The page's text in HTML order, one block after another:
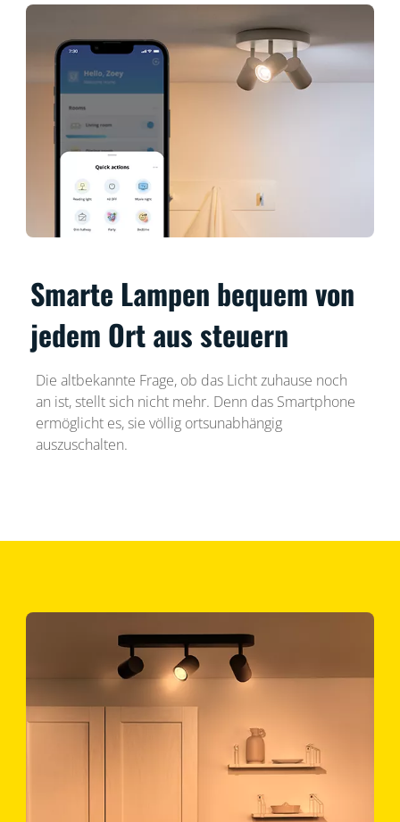
Smarte Lampen bequem von
jedem Ort aus steuern
Die altbekannte Frage, ob das Licht zuhause noch
an ist, stellt sich nicht mehr. Denn das Smartphone
ermöglicht es, sie völlig ortsunabhängig
auszuschalten.